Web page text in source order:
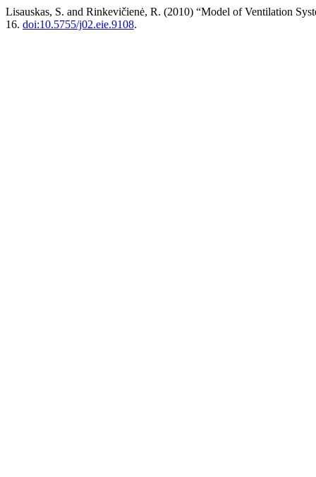
Lisauskas, S. and Rinkevičienė, R. (2010) “Model of Ventilation
16. doi:10.5755/j02.eie.9108.